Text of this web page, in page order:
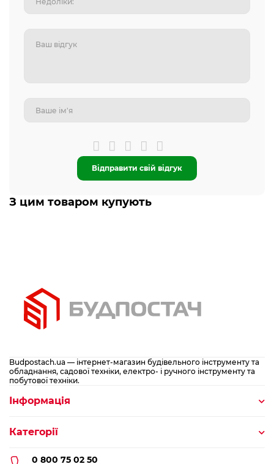
Відправити свій відгук
З цим товаром купують
Budpostach.ua — інтернет-магазин будівельного інструменту та
обладнання, садової техніки, електро- і ручного інструменту та
побутової техніки.
0 800 75 02 50
Інформація
Категорії